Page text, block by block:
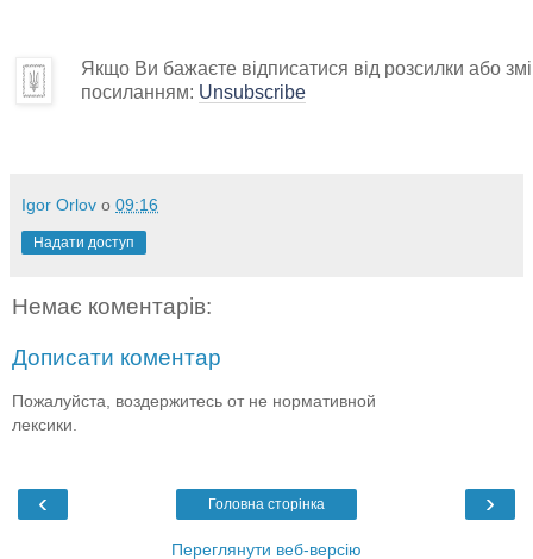
Якщо Ви бажаєте відписатися від розсилки або
посиланням: Unsubscribe
Igor Orlov о 09:16
Надати доступ
Немає коментарів:
Дописати коментар
Пожалуйста, воздержитесь от не нормативной
лексики.
‹ ›
Головна сторінка
Переглянути веб-версію